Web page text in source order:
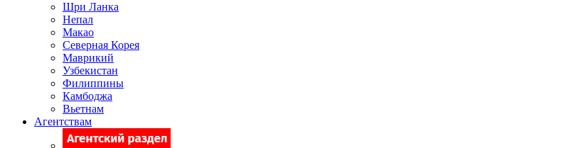
Шри Ланка
Непал
Макао
Северная Корея
Маврикий
Узбекистан
Филиппины
Камбоджа
Вьетнам
Агентствам